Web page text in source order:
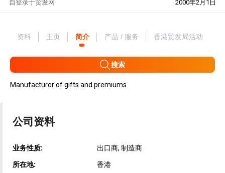
自 2000年2月1日
登录于贸发网
资料 主页 简介 产品 / 服务 香港贸发局活动
搜索
Manufacturer of gifts and premiums.
公司资料
业务性质: 出口商, 制造商
所在地: 香港